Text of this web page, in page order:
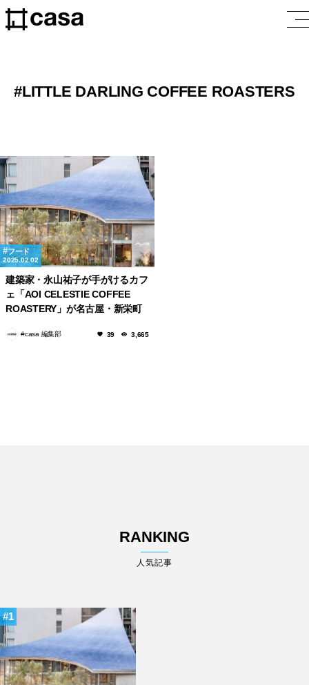
LITTLE DARLING COFFEE ROASTERS
フード
2025.02.02
建築家・永山祐子が手がけるカフ
ェ「AOI CELESTIE COFFEE
ROASTERY」が名古屋・新栄町
#casa 編集部 39 3,665
RANKING
人気記事
1